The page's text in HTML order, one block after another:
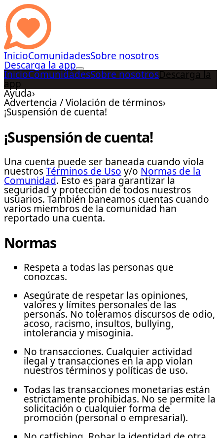
InicioComunidadesSobre nosotros
Descarga la app
InicioComunidadesSobre nosotrosDescarga la
app
Ayuda›
Advertencia / Violación de términos›
¡Suspensión de cuenta!
¡Suspensión de cuenta!
Una cuenta puede ser baneada cuando viola
nuestrosTérminos de Uso y/o Normas de la
Comunidad. Esto es para garantizar la
seguridad y protección de todos nuestros
usuarios. También baneamos cuentas cuando
varios miembros de la comunidad han
reportado una cuenta.
Normas
Respeta a todas las personas que
conozcas.
Asegúrate de respetar las opiniones,
valores y límites personales de las
personas. No toleramos discursos de odio,
acoso, racismo, insultos, bullying,
intolerancia y misoginia.
No transacciones. Cualquier actividad
ilegal y transacciones en la app violan
nuestros términos y políticas de uso.
Todas las transacciones monetarias están
estrictamente prohibidas. No se permite la
solicitación o cualquier forma de
promoción (personal o empresarial).